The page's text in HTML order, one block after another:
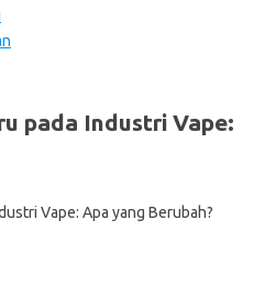
pada Industri Vape: